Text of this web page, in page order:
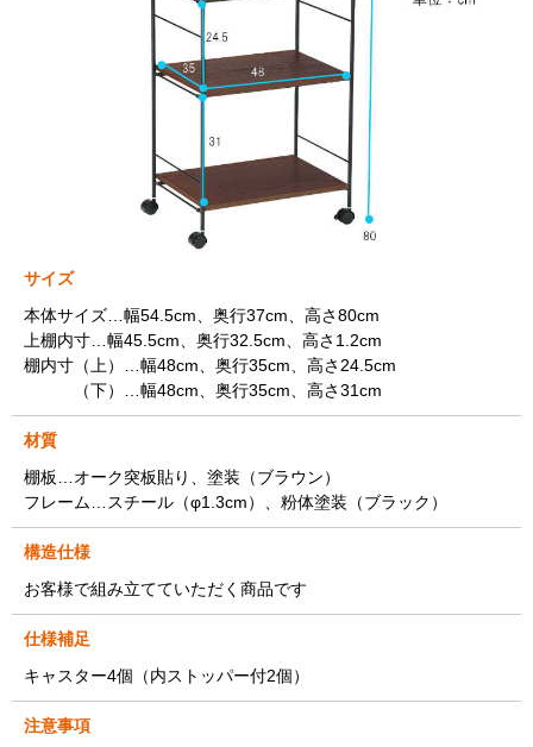
サイズ
本体サイズ…幅54.5cm、奥行37cm、高さ80cm
上棚内寸…幅45.5cm、奥行32.5cm、高さ1.2cm
棚内寸（上）…幅48cm、奥行35cm、高さ24.5cm
（下）…幅48cm、奥行35cm、高さ31cm
材質
棚板…オーク突板貼り、塗装（ブラウン）
フレーム…スチール（φ1.3cm）、粉体塗装（ブラック）
構造仕様
お客様で組み立てていただく商品です
仕様補足
キャスター4個（内ストッパー付2個）
注意事項